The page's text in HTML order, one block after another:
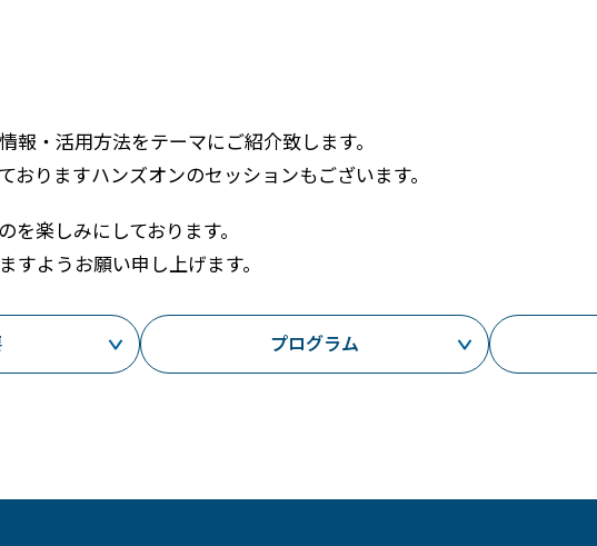
・活用方法をテーマにご紹介致します。
りますハンズオンのセッションもございます。
楽しみにしております。
すようお願い申し上げます。
プログラム